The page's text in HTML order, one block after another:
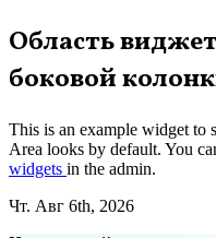
Перейти
к
содержимому
Область
боковой
This is an example widget to
Area looks by default. You
widgets in the admin.
Чт. Авг 6th, 2026